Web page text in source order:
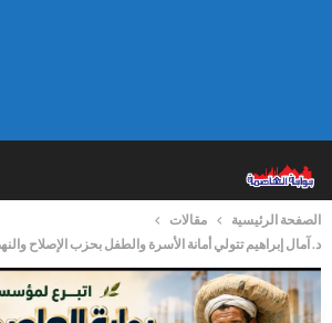
الصفحة الرئيسية
مقالات
د. آمال إبراهيم تتولي أمانة الأسرة والطفل بحزب الإصلاح